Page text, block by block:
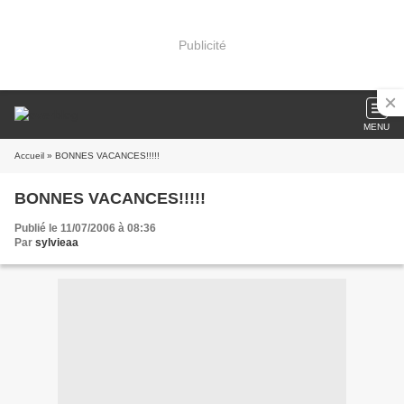
Publicité
MENU
Accueil » BONNES VACANCES!!!!!
BONNES VACANCES!!!!!
Publié le 11/07/2006 à 08:36
Par sylvieaa